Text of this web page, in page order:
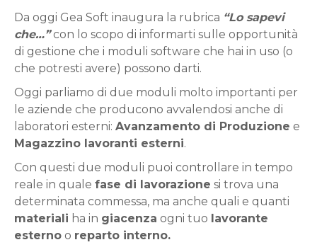
Da oggi Gea Soft inaugura la rubrica “Lo sapevi
che…”con lo scopo di informarti sulle opportunità
di gestione che i moduli software che hai in uso (o
che potresti avere) possono darti.
Oggi parliamo di due moduli molto importanti per
le aziende che producono avvalendosi anche di
laboratori esterni: Avanzamento di Produzione e
Magazzino lavoranti esterni.
Con questi due moduli puoi controllare in tempo
reale in quale fase di lavorazione si trova una
determinata commessa, ma anche quali e quanti
materiali ha in giacenza ogni tuo lavorante
esterno o reparto interno.